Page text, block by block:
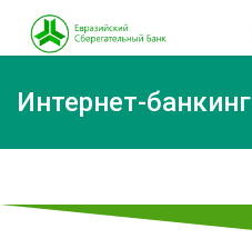
Интернет-банкинг